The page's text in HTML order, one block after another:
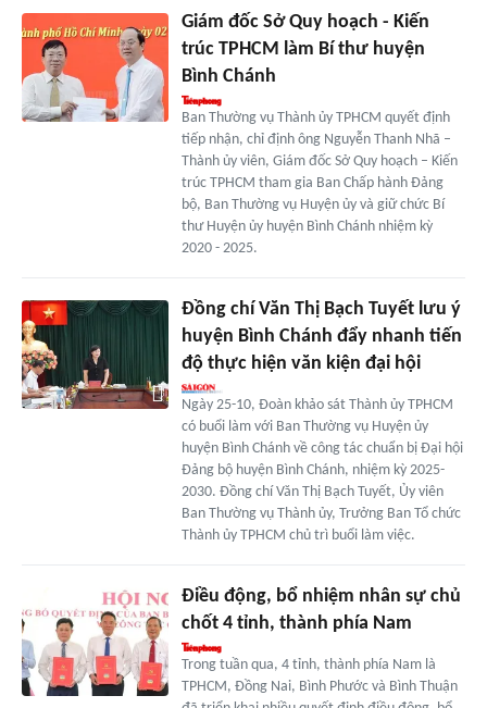
Giám đốc Sở Quy hoạch - Kiến
trúc TPHCM làm Bí thư huyện
Bình Chánh
Ban Thường vụ Thành ủy TPHCM quyết định
tiếp nhận, chỉ định ông Nguyễn Thanh Nhã –
Thành ủy viên, Giám đốc Sở Quy hoạch – Kiến
trúc TPHCM tham gia Ban Chấp hành Đảng
bộ, Ban Thường vụ Huyện ủy và giữ chức Bí
thư Huyện ủy huyện Bình Chánh nhiệm kỳ
2020 - 2025.
Đồng chí Văn Thị Bạch Tuyết lưu ý
huyện Bình Chánh đẩy nhanh tiến
độ thực hiện văn kiện đại hội
Ngày 25-10, Đoàn khảo sát Thành ủy TPHCM
có buổi làm với Ban Thường vụ Huyện ủy
huyện Bình Chánh về công tác chuẩn bị Đại hội
Đảng bộ huyện Bình Chánh, nhiệm kỳ 2025-
2030. Đồng chí Văn Thị Bạch Tuyết, Ủy viên
Ban Thường vụ Thành ủy, Trưởng Ban Tổ chức
Thành ủy TPHCM chủ trì buổi làm việc.
Điều động, bổ nhiệm nhân sự chủ
chốt 4 tỉnh, thành phía Nam
Trong tuần qua, 4 tỉnh, thành phía Nam là
TPHCM, Đồng Nai, Bình Phước và Bình Thuận